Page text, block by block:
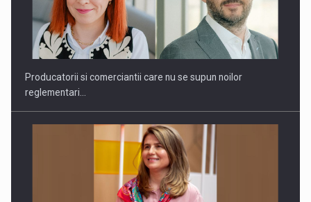
Producatorii si comerciantii care nu se supun noilor
reglementari…